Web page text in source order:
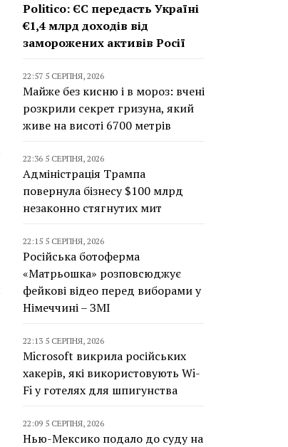
Politico: ЄС передасть Україні
€1,4 млрд доходів від
заморожених активів Росії
22:57 5 СЕРПНЯ, 2026
Майже без кисню і в мороз: вчені
розкрили секрет гризуна, який
живе на висоті 6700 метрів
22:36 5 СЕРПНЯ, 2026
Адміністрація Трампа
повернула бізнесу $100 млрд
незаконно стягнутих мит
22:15 5 СЕРПНЯ, 2026
Російська ботоферма
«Матрьошка» розповсюджує
фейкові відео перед виборами у
Німеччині – ЗМІ
22:13 5 СЕРПНЯ, 2026
Microsoft викрила російських
хакерів, які використовують Wi-
Fi у готелях для шпигунства
22:09 5 СЕРПНЯ, 2026
Нью-Мексико подало до суду на